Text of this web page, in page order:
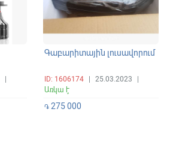
Գաբարիտային լուսավորում
ID: 1606174 25.03.2023
Առկա է
֏275 000